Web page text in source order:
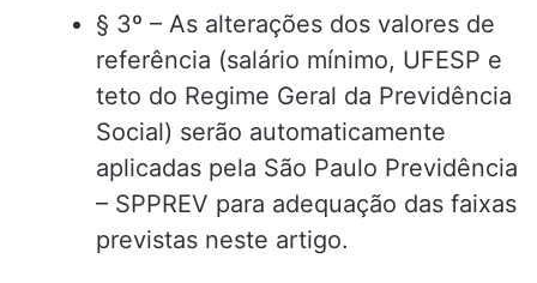
§ 3º – As alterações dos valores de
referência (salário mínimo, UFESP e
teto do Regime Geral da Previdência
Social) serão automaticamente
aplicadas pela São Paulo Previdência
– SPPREV para adequação das faixas
previstas neste artigo.